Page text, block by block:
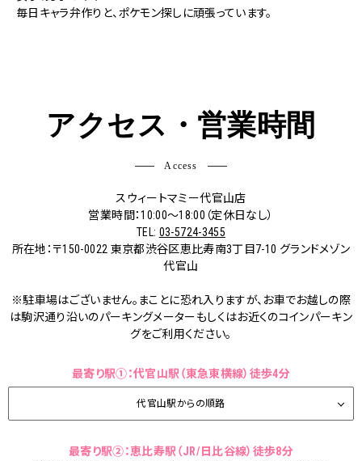
毎日キャラ弁作りと、ポケモン探しに頑張っています。
アクセス・営業時間
Access
スウィートマミー代官山店
営業時間：10:00〜18:00（定休日なし）
TEL: 03-5724-3455
所在地：〒150-0022 東京都渋谷区恵比寿南3丁目7-10 グランドメゾン
代官山
※駐車場はございません。まことに恐れ入りますが、お車でお越しの際
は駒沢通り沿いのパーキングメーターもしくはお近くのコインパーキン
グをご利用ください。
最寄り駅①：代官山駅（東急東横線）徒歩4分
代官山駅からの順路
最寄り駅②：恵比寿駅（JR/日比谷線）徒歩8分